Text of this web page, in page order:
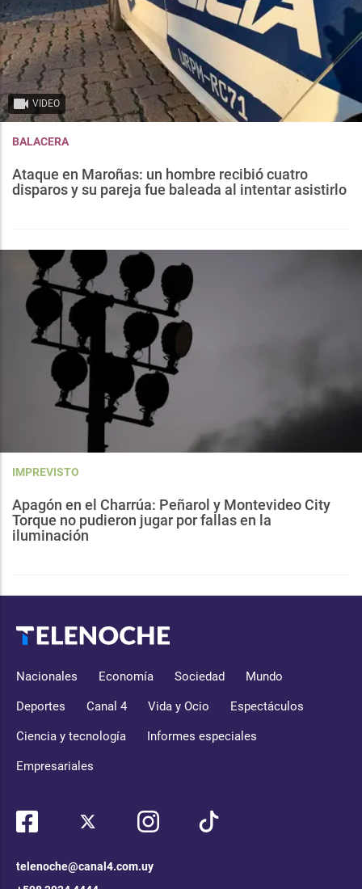
VIDEO
BALACERA
Ataque en Maroñas: un hombre recibió cuatro
disparos y su pareja fue baleada al intentar asistirlo
IMPREVISTO
Apagón en el Charrúa: Peñarol y Montevideo City
Torque no pudieron jugar por fallas en la
iluminación
Nacionales Economía Sociedad Mundo
Deportes Canal 4 Vida y Ocio Espectáculos
Ciencia y tecnología Informes especiales
Empresariales
telenoche@canal4.com.uy